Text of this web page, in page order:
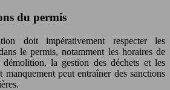
du permis
doit impérativement respecter les
le permis, notamment les horaires de
la gestion des déchets et les
manquement peut entraîner des sanctions